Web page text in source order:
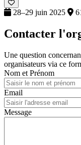
28–29 juin 2025
Contacter
Une question
organisateurs via ce
Nom et Prénom
Email
Message